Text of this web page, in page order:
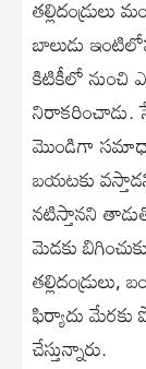
బాలుడు
కిటికీలో నుంచి
నిరాకరించాడు.
మొండిగా
బయటకు
నటిస్తానని
మెడకు
ఫిర్యాదు మేరకు
చేస్తున్నారు.